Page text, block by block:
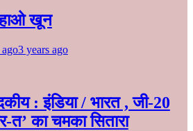
खून
3 years ago
: इंडिया / भारत , जी-20
त’ का चमका सितारा